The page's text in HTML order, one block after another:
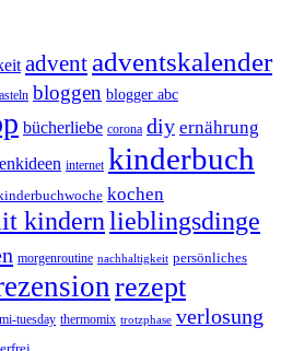
advent adventskalender
bloggen blogger abc
bücherliebe corona diy ernährung
internet kinderbuch
kochen
kindernlieblingsdinge
morgenroutine nachhaltigkeit persönliches
rezept
tuesday thermomix trotzphase verlosung